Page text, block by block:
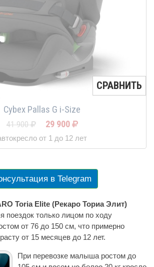
СРАВНИТЬ
Cybex Pallas G i-Size
41 900 29 900
от 1 до 12 лет
в Telegram
Toria Elite (Рекаро Ториа Элит)
поездок только лицом по ходу
от 76 до 150 см, что примерно
от 15 месяцев до 12 лет.
При перевозке малыша ростом до